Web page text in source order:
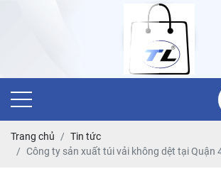
Trang chủ
Tin tức
Công ty sản xuất túi vải không dệt tại Quận